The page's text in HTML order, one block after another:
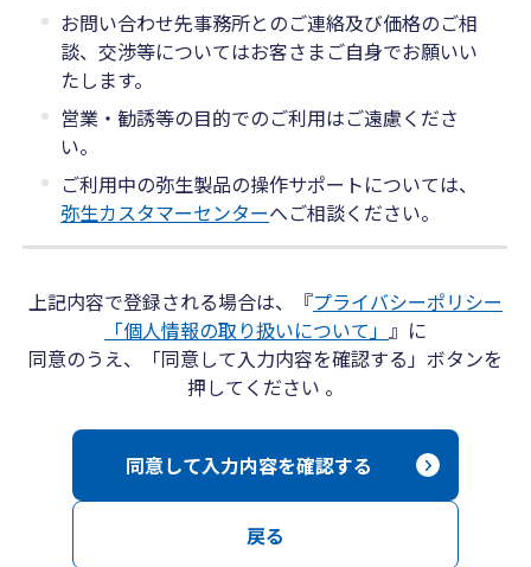
お問い合わせ先事務所とのご連絡及び価格のご相
談、交渉等についてはお客さまご自身でお願いい
たします。
営業・勧誘等の目的でのご利用はご遠慮くださ
い。
ご利用中の弥生製品の操作サポートについては、
弥生カスタマーセンターへご相談ください。
上記内容で登録される場合は、『プライバシーポリシー
「個人情報の取り扱いについて」 』に
同意のうえ、「同意して入力内容を確認する」ボタンを
押してください 。
戻る
同意して入力内容を確認する